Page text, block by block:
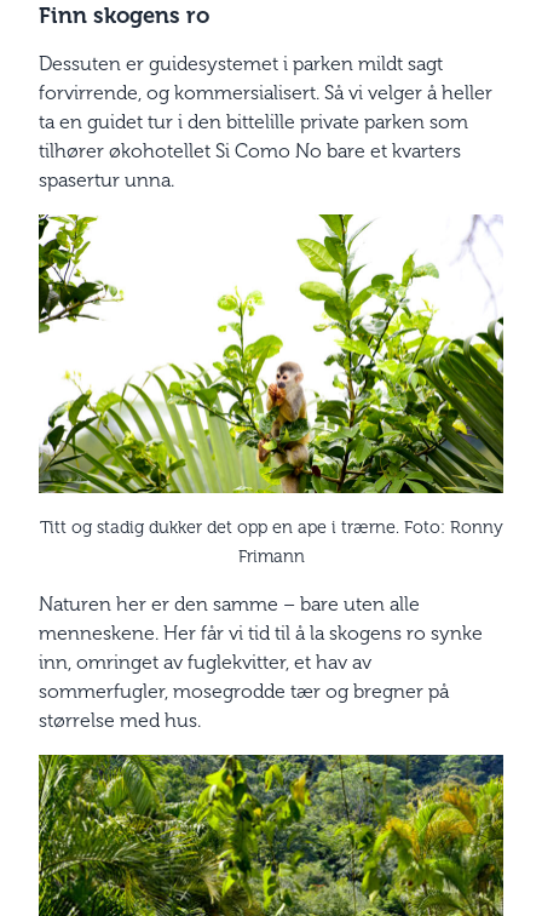
Finn skogens ro
Dessuten er guidesystemet i parken mildt sagt
forvirrende, og kommersialisert. Så vi velger å heller
ta en guidet tur i den bittelille private parken som
tilhører økohotellet Si Como No bare et kvarters
spasertur unna.
Titt og stadig dukker det opp en ape i trærne. Foto: Ronny
Frimann
Naturen her er den samme – bare uten alle
menneskene. Her får vi tid til å la skogens ro synke
inn, omringet av fuglekvitter, et hav av
sommerfugler, mosegrodde tær og bregner på
størrelse med hus.